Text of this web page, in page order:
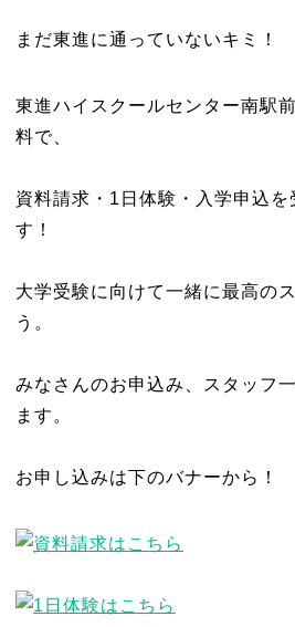
まだ東進に通っていないキミ！
東進ハイスクールセンター南駅
料で、
資料請求・1日体験・入学申込を
す！
大学受験に向けて一緒に最高の
う。
みなさんのお申込み、スタッフ
ます。
お申し込みは下のバナーから！